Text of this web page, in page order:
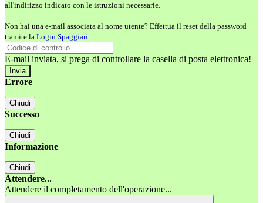
all'indirizzo indicato con le istruzioni necessarie.
Non hai una e-mail associata al nome utente? Effettua il reset della password
tramite la Login Spaggiari
E-mail inviata, si prega di controllare la casella di posta elettronica!
Errore
Chiudi
Successo
Chiudi
Informazione
Chiudi
Attendere...
Attendere il completamento dell'operazione...